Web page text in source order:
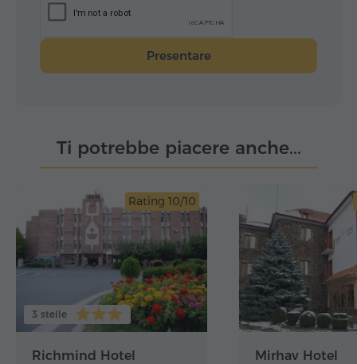
Presentare
Ti potrebbe piacere anche...
Rating 10/10
3 stelle
Richmind Hotel Mirhav Hotel